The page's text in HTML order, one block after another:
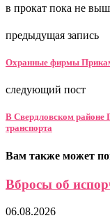
в прокат пока не
предыдущая запись
Охранные фирмы
следующий пост
В Свердловском районе
транспорта
Вам также может
Вбросы об
06.08.2026